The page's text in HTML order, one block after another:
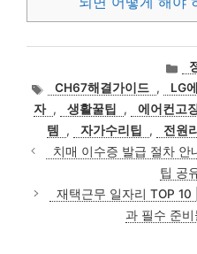
카
테
고
리
태CH67해결가이드 , LG
자 , 생활꿀팁 , 에어컨고
템
, 자가수리팁 , 전원
치매 이수증 발급 절차 안
팁 공
재택근무 일자리 TOP
과 필수 준